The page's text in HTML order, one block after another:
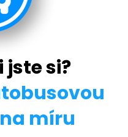
si?
míru